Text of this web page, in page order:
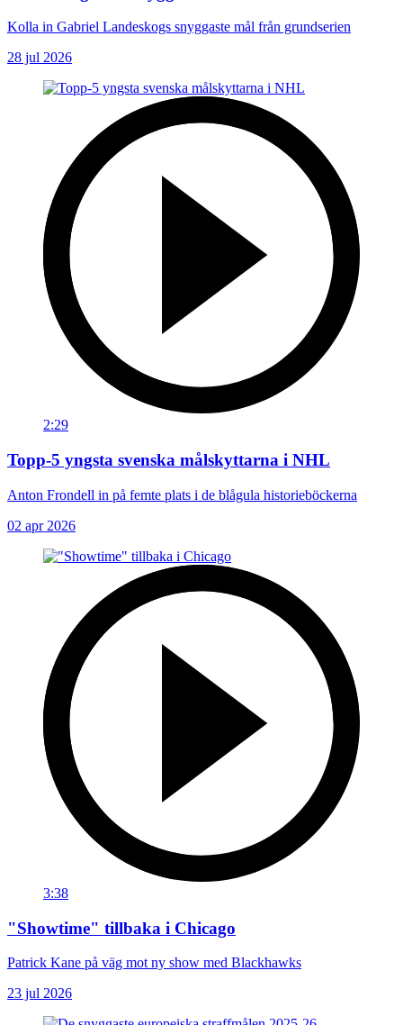
Kolla in Gabriel Landeskogs snyggaste mål från grundserien
28 jul 2026
2:29
Topp-5 yngsta svenska målskyttarna i NHL
Anton Frondell in på femte plats i de blågula historieböckerna
02 apr 2026
3:38
"Showtime" tillbaka i Chicago
Patrick Kane på väg mot ny show med Blackhawks
23 jul 2026